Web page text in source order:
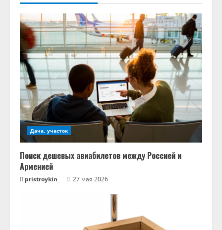
и
т
ь
ч
т
е
н
и
е
Дача, участок
Поиск дешевых авиабилетов между Россией и
Арменией
pristroykin_ 27 мая 2026